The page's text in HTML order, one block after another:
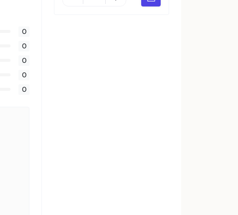
0
0
0
0
0